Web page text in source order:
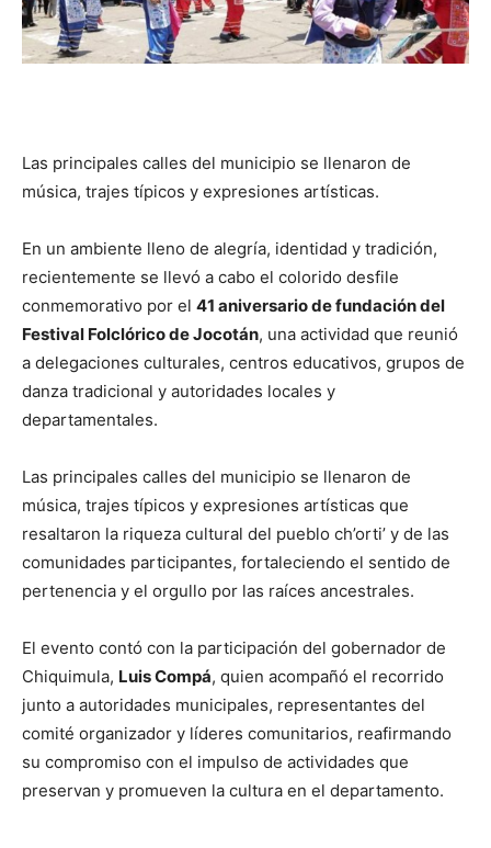
Las principales calles del municipio se llenaron de
música, trajes típicos y expresiones artísticas.
En un ambiente lleno de alegría, identidad y tradición,
recientemente se llevó a cabo el colorido desfile
conmemorativo por el 41 aniversario de fundación del
Festival Folclórico de Jocotán, una actividad que reunió
a delegaciones culturales, centros educativos, grupos de
danza tradicional y autoridades locales y
departamentales.
Las principales calles del municipio se llenaron de
música, trajes típicos y expresiones artísticas que
resaltaron la riqueza cultural del pueblo ch’orti’ y de las
comunidades participantes, fortaleciendo el sentido de
pertenencia y el orgullo por las raíces ancestrales.
El evento contó con la participación del gobernador de
Chiquimula, Luis Compá, quien acompañó el recorrido
junto a autoridades municipales, representantes del
comité organizador y líderes comunitarios, reafirmando
su compromiso con el impulso de actividades que
preservan y promueven la cultura en el departamento.